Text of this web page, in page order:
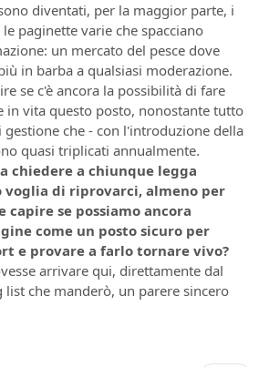
diventati, per la maggior parte, i
paginette varie che spacciano
un mercato del pesce dove
in barba a qualsiasi moderazione.
se c'è ancora la possibilità di fare
in vita questo posto, nonostante tutto
gestione che - con l'introduzione della
quasi triplicati annualmente.
chiedere a chiunque legga
voglia di riprovarci, almeno per
capire se possiamo ancora
come un posto sicuro per
e provare a farlo tornare vivo?
arrivare qui, direttamente dal
che manderò, un parere sincero